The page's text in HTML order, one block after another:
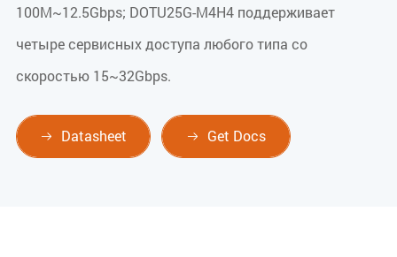
100M~12.5Gbps; DOTU25G-M4H4 поддерживает
четыре сервисных доступа любого типа со
скоростью 15~32Gbps.
 Datasheet  Get Docs